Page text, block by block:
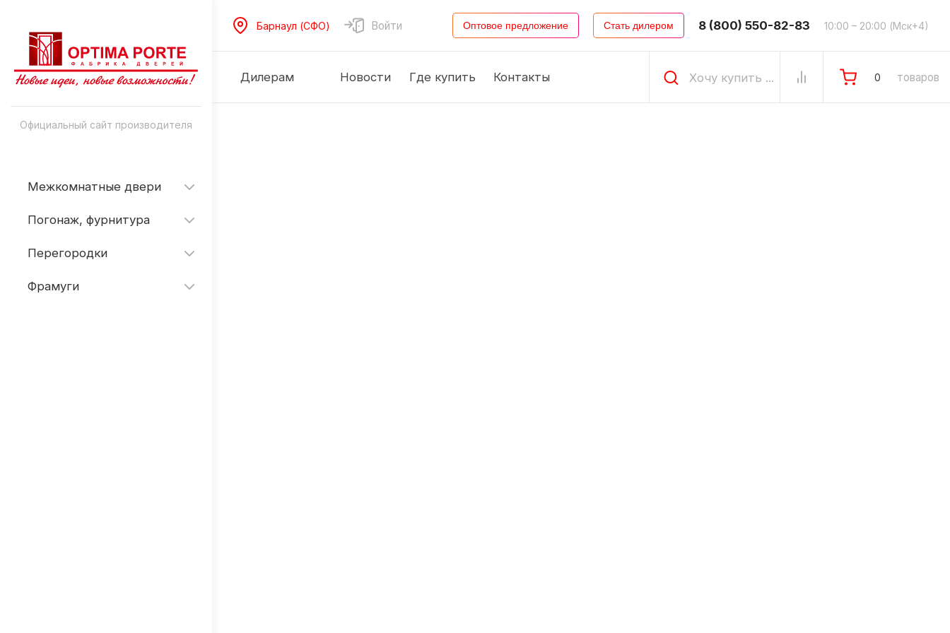
Официальный сайт производителя
Межкомнатные двери
Погонаж, фурнитура
Перегородки
Фрамуги
Барнаул (СФО) Войти Оптовое предложение Стать дилером 8 (800) 550-82-83 10:00 – 20:00 (Мск+4)
Дилерам Новости Где купить Контакты 0 товаров